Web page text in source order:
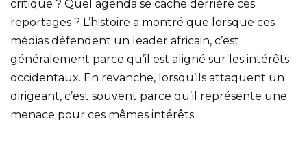
critique ? Quel agenda se cache derrière ces
reportages ? L’histoire a montré que lorsque ces
médias défendent un leader africain, c’est
généralement parce qu’il est aligné sur les intérêts
occidentaux. En revanche, lorsqu’ils attaquent un
dirigeant, c’est souvent parce qu’il représente une
menace pour ces mêmes intérêts.